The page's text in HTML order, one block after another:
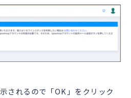
されるので「OK」をクリック